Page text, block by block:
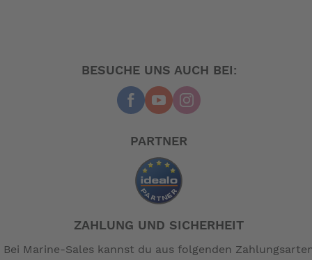
BESUCHE UNS AUCH BEI:
PARTNER
ZAHLUNG UND SICHERHEIT
Bei Marine-Sales kannst du aus folgenden